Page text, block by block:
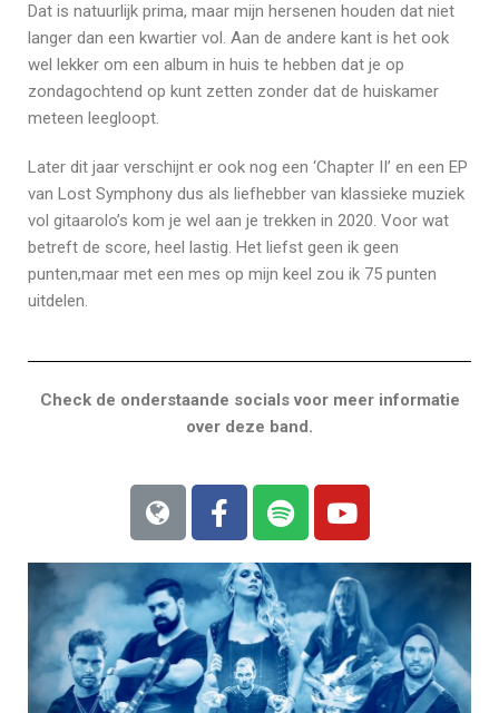
Dat is natuurlijk prima, maar mijn hersenen houden dat niet
langer dan een kwartier vol. Aan de andere kant is het ook
wel lekker om een album in huis te hebben dat je op
zondagochtend op kunt zetten zonder dat de huiskamer
meteen leegloopt.
Later dit jaar verschijnt er ook nog een ‘Chapter II’ en een EP
van Lost Symphony dus als liefhebber van klassieke muziek
vol gitaarolo’s kom je wel aan je trekken in 2020. Voor wat
betreft de score, heel lastig. Het liefst geen ik geen
punten,maar met een mes op mijn keel zou ik 75 punten
uitdelen.
Check de onderstaande socials voor meer informatie
over deze band.